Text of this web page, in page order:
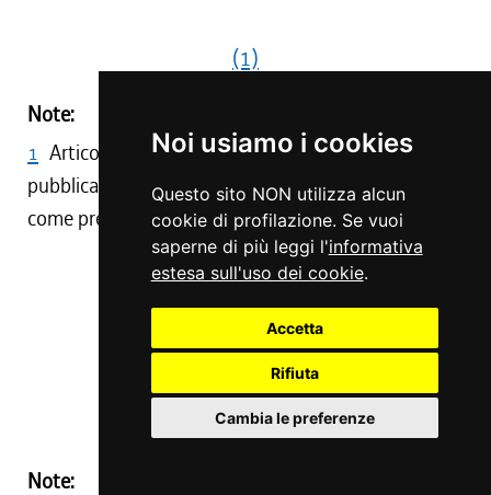
Noi usiamo i cookies
Questo sito NON utilizza alcun
cookie di profilazione. Se vuoi
saperne di più leggi l'informativa
estesa sull'uso dei cookie.
Accetta
Rifiuta
Cambia le preferenze
(1)
Note:
1 Articolo abrogato con D.G.R. 1282/2001,
pubblicata nel BUR S.S. n.12 dd. 13.7.2001, cosi'
come previsto dall'art.3, comma 2, L.R. 18/1996.
Art. 30
( ABROGATO )
(1)
Note: